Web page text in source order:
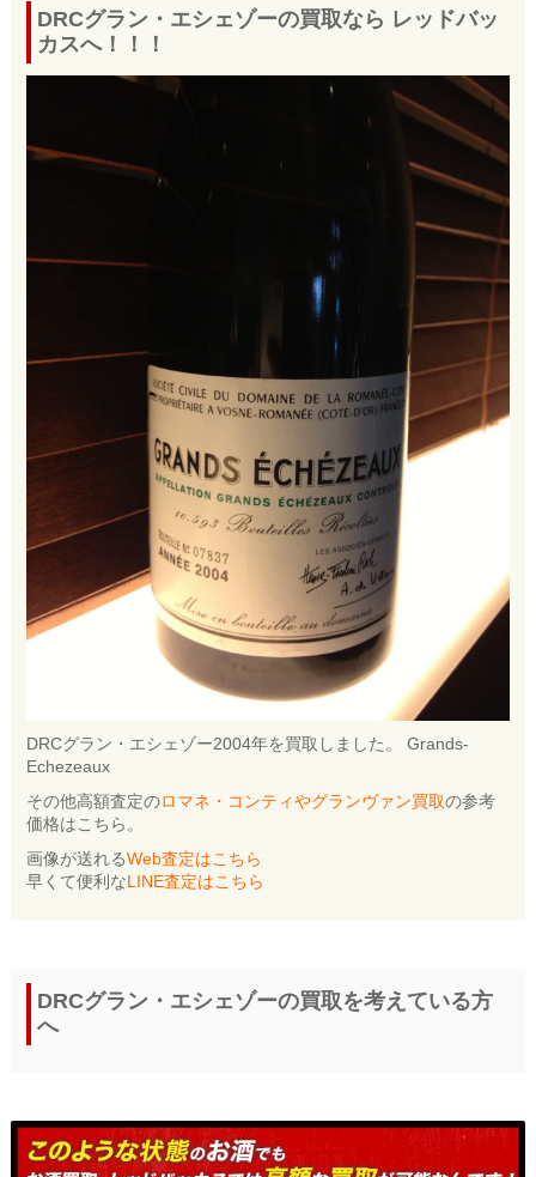
DRCグラン・エシェゾーの買取なら レッドバッ
カスへ！！！
DRCグラン・エシェゾー2004年を買取しました。 Grands-
Echezeaux
その他高額査定のロマネ・コンティやグランヴァン買取の参考
価格はこちら。
画像が送れるWeb査定はこちら
早くて便利なLINE査定はこちら
DRCグラン・エシェゾーの買取を考えている方
へ